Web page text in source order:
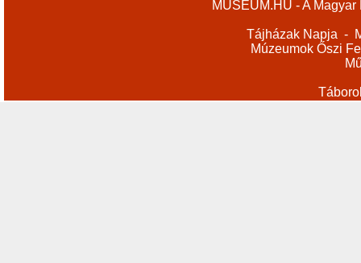
MUSEUM.HU - A
Tájházak Napja -
Múzeumok Őszi